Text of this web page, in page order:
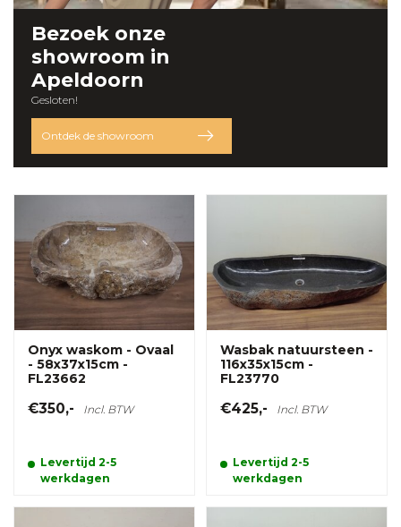
Bezoek onze
showroom in
Apeldoorn
Gesloten!
Ontdek de showroom
Onyx waskom - Ovaal
- 58x37x15cm -
FL23662
€350,- Incl. BTW
Levertijd 2-5
werkdagen
Wasbak natuursteen -
116x35x15cm -
FL23770
€425,- Incl. BTW
Levertijd 2-5
werkdagen